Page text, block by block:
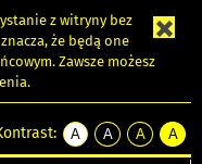
z witryny bez
że będą one
Zawsze możesz
A
kontrast
A
kontrast
A
kontrast
A